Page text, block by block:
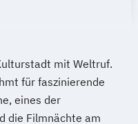
mit Weltruf.
für faszinierende
eines der
die Filmnächte am